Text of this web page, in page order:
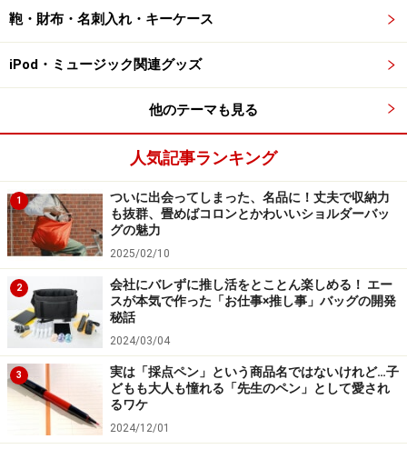
た“LAMY safariの新製品”になっているのだそうです。
「比べてもらうと分かるのですが、デザインも従来の
分かりやすいところでは、ペン先部分が黒色だったのを
軸色に合わせていたり、ノックカバーに付いていたラバ
私たちから『これを黒くしたい』とか『黄色くしたい』
とリクエストを出したというより、LAMYブランドの商
品として、LAMY社が考えていることをクルトガに当て
はめるならどういう形がベストなのか、LAMY社側と綿
密にやりとりしながら作っていったんです」と藤川さ
ん。
こちらは、既存の「LAMY safari シャープペンシル」。ペン
先やノックカバーが黒色の樹脂になっていて、ノックカバー
にはラバーリングが付いているなど、「LAMY safari
KURUTOGA inside」とは少し違っている
鞄・財布・名刺入れ・キーケース
iPod・ミュージック関連グッズ
他のテーマも見る
人気記事ランキング
1
ついに出会ってしまった、名品に！丈夫で収納力
も抜群、畳めばコロンとかわいいショルダーバッ
グの魅力
2025/02/10
2
会社にバレずに推し活をとことん楽しめる！ エー
スが本気で作った「お仕事×推し事」バッグの開発
秘話
2024/03/04
3
実は「採点ペン」という商品名ではないけれど…子
どもも大人も憧れる「先生のペン」として愛され
るワケ
2024/12/01